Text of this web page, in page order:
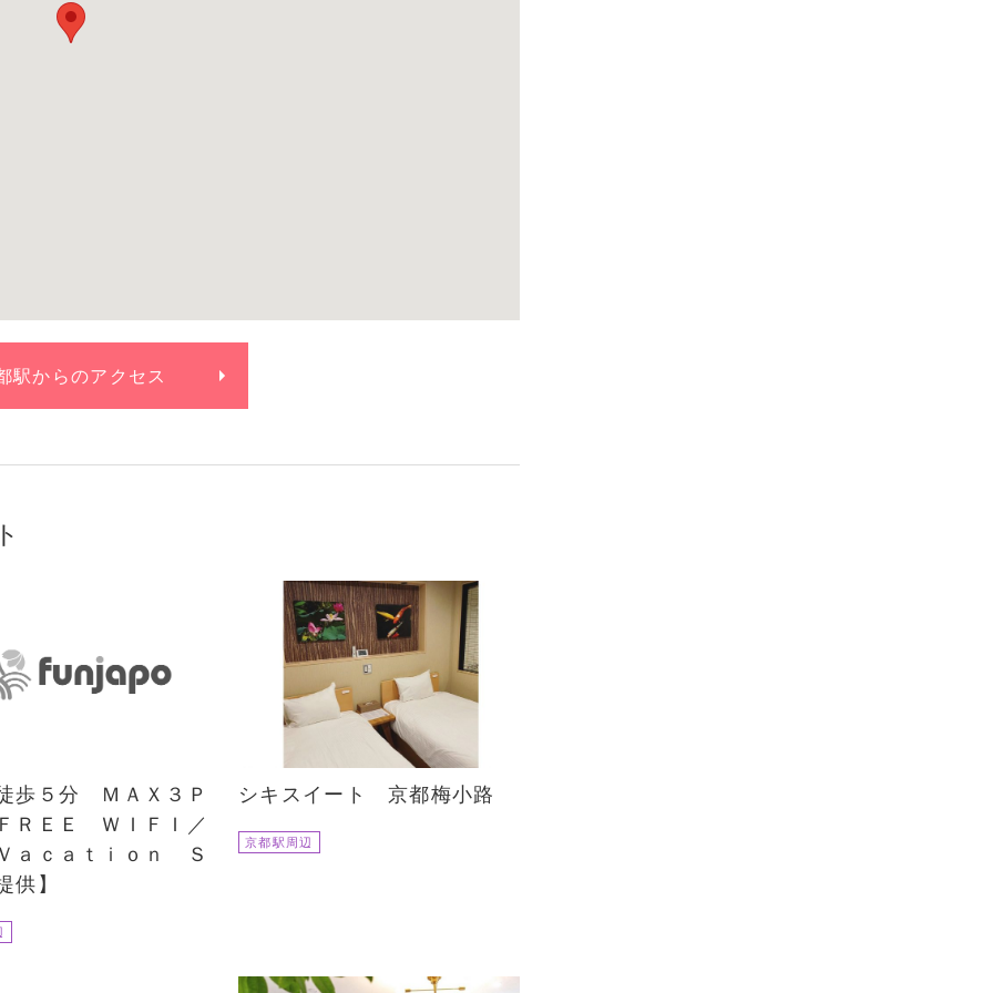
駅からのアクセス
歩５分 ＭＡＸ３Ｐ
ＲＥＥ ＷＩＦＩ／
ａｃａｔｉｏｎ Ｓ
供】
シキスイート 京都梅小路
京都駅周辺